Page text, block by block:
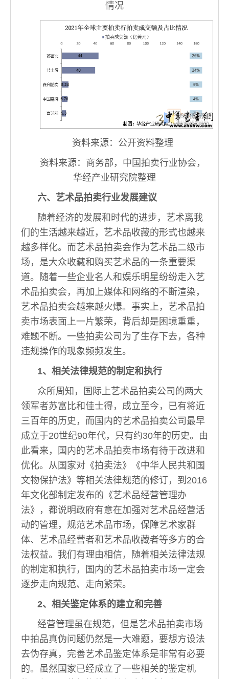
情况
资料来源：公开资料整理
资料来源：商务部，中国拍卖行业协会，
华经产业研究院整理
六、艺术品拍卖行业发展建议
随着经济的发展和时代的进步，艺术离我
们的生活越来越近，艺术品收藏的形式也越来
越多样化。而艺术品拍卖会作为艺术品二级市
场，是大众收藏和购买艺术品的一条重要渠
道。随着一些企业名人和娱乐明星纷纷走入艺
术品拍卖会，再加上媒体和网络的不断渲染，
艺术品拍卖会越来越火爆。事实上，艺术品拍
卖市场表面上一片繁荣，背后却是困境重重，
难题不断。一些拍卖公司为了生存下去，各种
违规操作的现象频频发生。
1、相关法律规范的制定和执行
众所周知，国际上艺术品拍卖公司的两大
领军者苏富比和佳士得，成立至今，已有将近
三百年的历史，而国内的艺术品拍卖公司最早
成立于20世纪90年代，只有约30年的历史。由
此看来，国内的艺术品拍卖市场有待于改进和
优化。从国家对《拍卖法》《中华人民共和国
文物保护法》等相关法律规范的修订，到2016
年文化部制定发布的《艺术品经营管理办
法》，都说明政府有意在加强对艺术品经营活
动的管理，规范艺术品市场，保障艺术家群
体、艺术品经营者和艺术品收藏者等多方的合
法权益。我们有理由相信，随着相关法律法规
的制定和执行，国内的艺术品拍卖市场一定会
逐步走向规范、走向繁荣。
2、相关鉴定体系的建立和完善
经营管理虽在规范，但是艺术品拍卖市场
中拍品真伪问题仍然是一大难题，要想方设法
去伪存真，完善艺术品鉴定体系是非常有必要
的。虽然国家已经成立了一些相关的鉴定机